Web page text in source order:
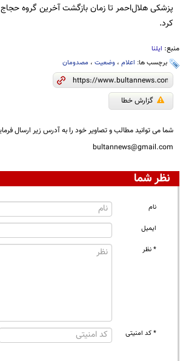
پزشکی هلال‌احمر تا زمان بازگشت آخرین گروه حجاج
کرد.
منبع: ایلنا
برچسب ها: اعلام، وضعیت، مصدومان
گزارش خطا
شما می توانید مطالب و تصاویر خود را به آدرس زیر ارسال
bultannews@gmail.com
نظر شما
نام
ایمیل
* نظر
* کد امنیتی